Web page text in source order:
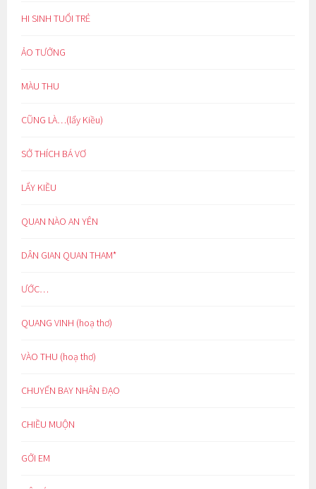
HI SINH TUỔI TRẺ
ẢO TƯỞNG
MÀU THU
CŨNG LÀ…(lẩy Kiều)
SỞ THÍCH BÁ VƠ
LẨY KIỀU
QUAN NÀO AN YÊN
DÂN GIAN QUAN THAM*
ƯỚC…
QUANG VINH (hoạ thơ)
VÀO THU (hoạ thơ)
CHUYẾN BAY NHÂN ĐẠO
CHIỀU MUỘN
GỞI EM